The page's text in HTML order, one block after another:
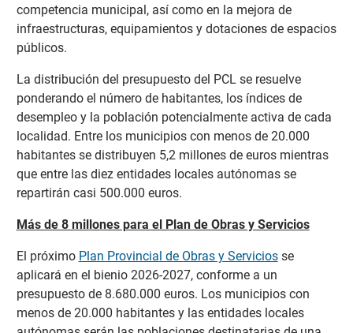
competencia municipal, así como en la mejora de
infraestructuras, equipamientos y dotaciones de espacios
públicos.
La distribución del presupuesto del PCL se resuelve
ponderando el número de habitantes, los índices de
desempleo y la población potencialmente activa de cada
localidad. Entre los municipios con menos de 20.000
habitantes se distribuyen 5,2 millones de euros mientras
que entre las diez entidades locales autónomas se
repartirán casi 500.000 euros.
Más de 8 millones para el Plan de Obras y Servicios
El próximo Plan Provincial de Obras y Serviciosse
aplicará en el bienio 2026-2027, conforme a un
presupuesto de 8.680.000 euros. Los municipios con
menos de 20.000 habitantes y las entidades locales